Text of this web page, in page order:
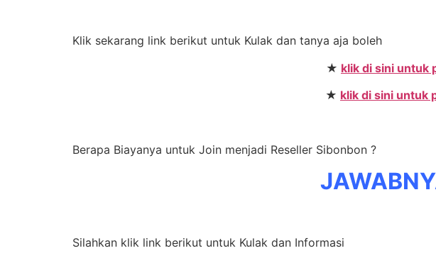
Klik sekarang link berikut untuk Kulak dan tanya aja boleh
★ klik di sini untuk
★ klik di sini untuk
Berapa Biayanya untuk Join menjadi Reseller Sibonbon ?
Silahkan klik link berikut untuk Kulak dan Informasi